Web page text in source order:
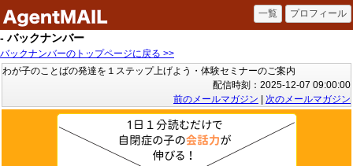
- バックナンバー
バックナンバーのトップページに戻る >>
わが子のことばの発達を１ステップ上げよう・体験セミナーのご案内
配信時刻：2025-12-07 09:00:00
前のメールマガジン
次のメールマガジン